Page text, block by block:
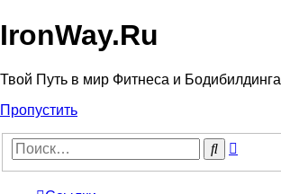
IronWay.Ru
Твой Путь в мир Фитнеса и Бодибилдинга
Пропустить
Поиск